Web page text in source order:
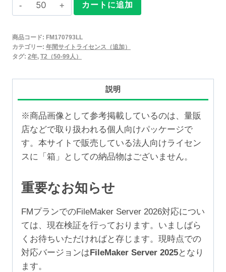
FileMaker
年
間
ト
ラ
イ
セ
ン
追
加
2
年
（50-
99
ユ
カートに追加
商品コード: FM170793LL
カテゴリー: 年間サイトライセンス（追加）
タグ: 2年, T2（50-99人）
説明
※商品画像として参考掲載しているのは、量販
店などで取り扱われる個人向けパッケージで
す。本サイトで販売している法人向けライセン
スに「箱」としての納品物はございません。
重要なお知らせ
FMプランでのFileMaker Server 2026対応につい
ては、現在検証を行っております。いましばら
くお待ちいただければと存じます。現時点での
対応バージョンは FileMaker Server 2025となり
ます。